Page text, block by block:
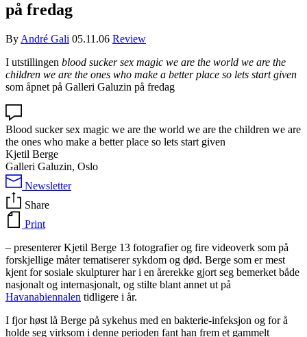
på fredag
By André Gali 05.11.06 Review
I utstillingen blood sucker sex magic we are the world we are the
children we are the ones who make a better place so lets start given
som åpnet på Galleri Galuzin på fredag
Blood sucker sex magic we are the world we are the children we are
the ones who make a better place so lets start given
Kjetil Berge
Galleri Galuzin, Oslo
Newsletter
Share
Print
– presenterer Kjetil Berge 13 fotografier og fire videoverk som på
forskjellige måter tematiserer sykdom og død. Berge som er mest
kjent for sosiale skulpturer har i en årerekke gjort seg bemerket både
nasjonalt og internasjonalt, og stilte blant annet ut på
Havanabiennalen tidligere i år.
I fjor høst lå Berge på sykehus med en bakterie-infeksjon og for å
holde seg virksom i denne perioden fant han frem et gammelt